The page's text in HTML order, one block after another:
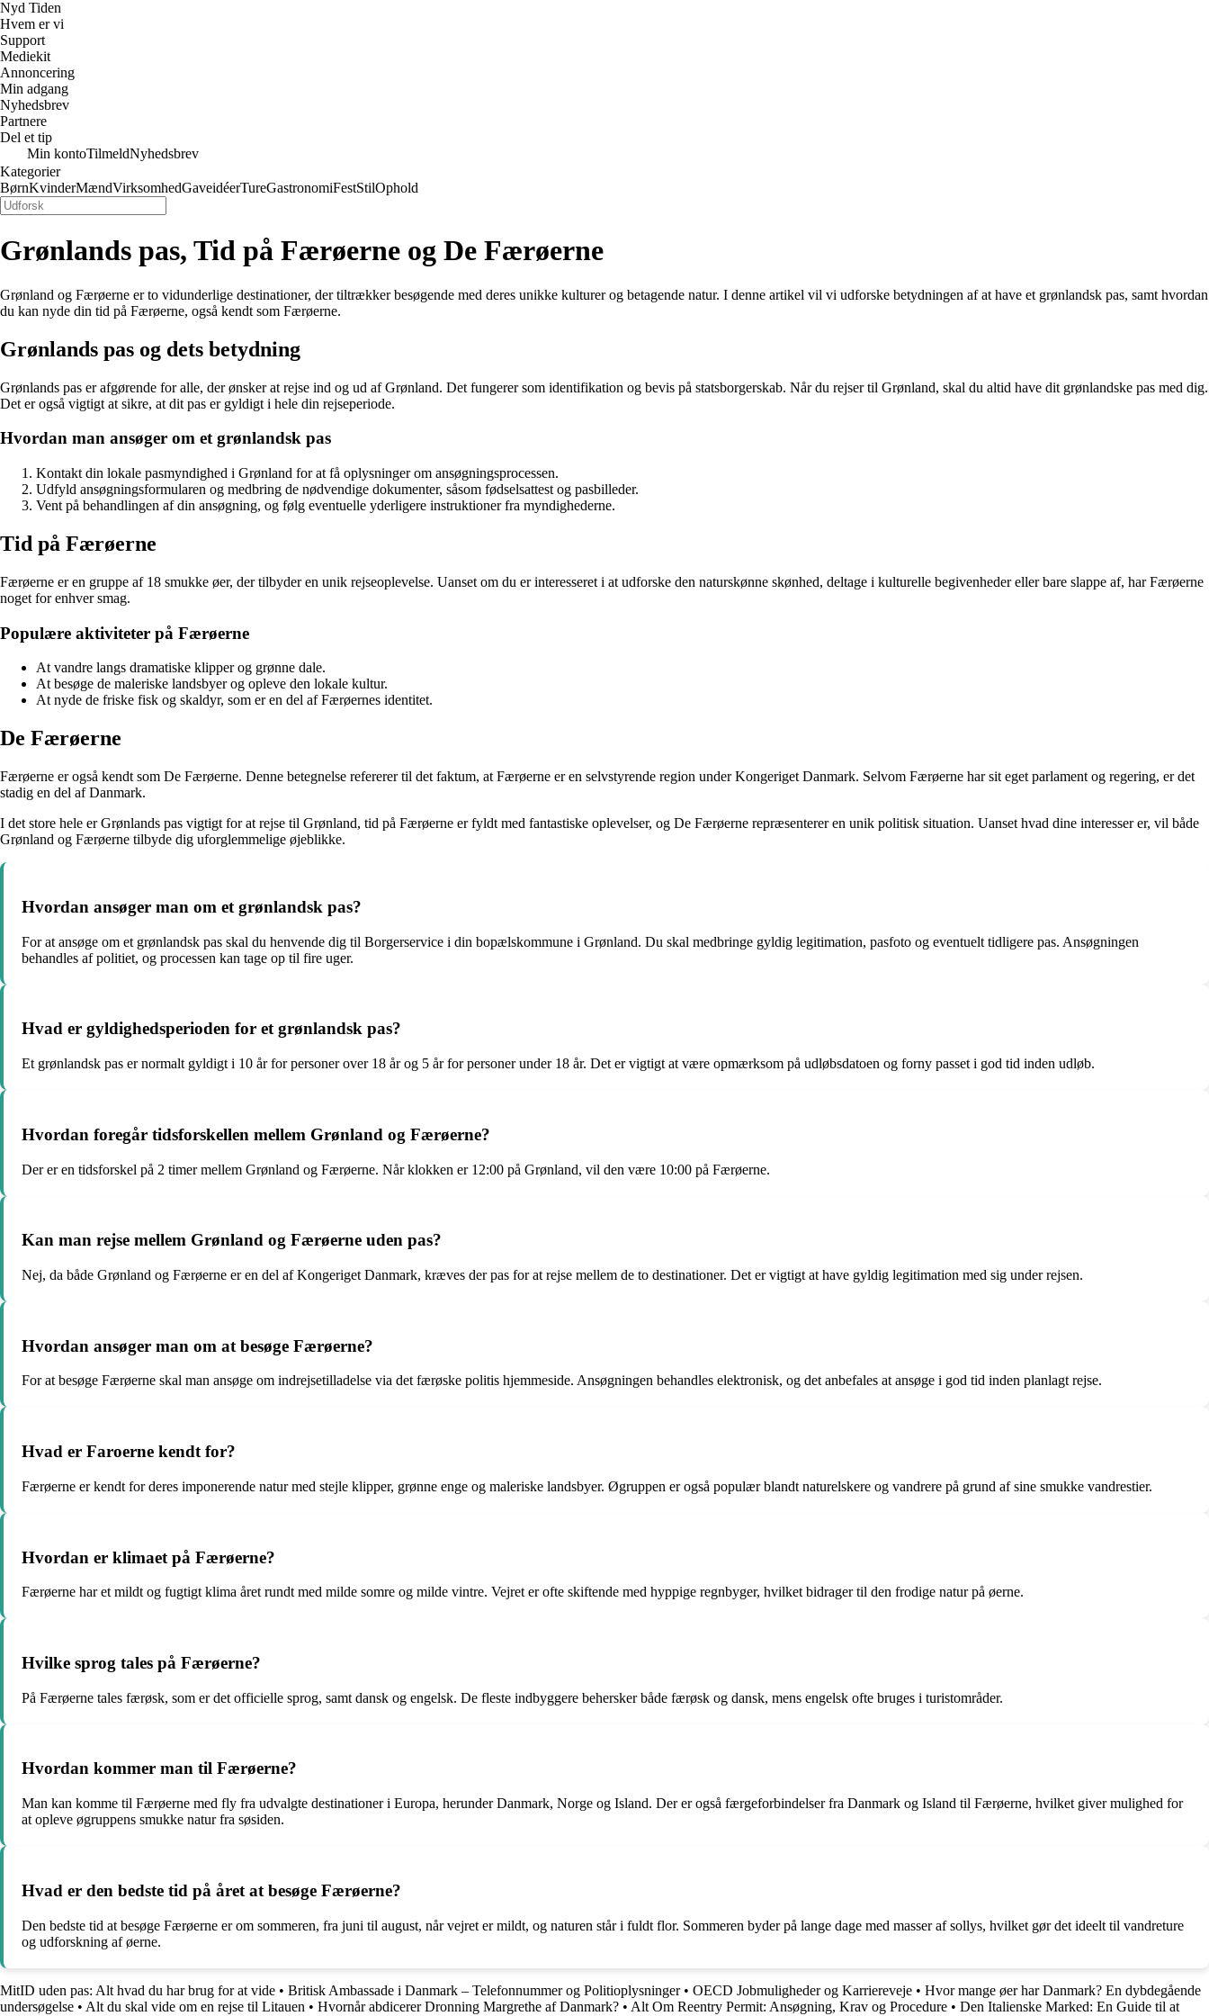
Nyd Tiden
Hvem er vi
Support
Mediekit
Annoncering
Min adgang
Nyhedsbrev
Partnere
Del et tip
Min kontoTilmeldNyhedsbrev
Kategorier
BørnKvinderMændVirksomhedGaveidéerTureGastronomiFestStilOphold
Grønlands pas, Tid på Færøerne og De Færøerne
Grønland og Færøerne er to vidunderlige destinationer, der tiltrækker besøgende med deres unikke kulturer og betagende natur. I denne artikel vil vi udforske betydningen af at have et grønlandsk pas, samt hvordan
du kan nyde din tid på Færøerne, også kendt som Færøerne.
Grønlands pas og dets betydning
Grønlands pas er afgørende for alle, der ønsker at rejse ind og ud af Grønland. Det fungerer som identifikation og bevis på statsborgerskab. Når du rejser til Grønland, skal du altid have dit grønlandske pas med dig.
Det er også vigtigt at sikre, at dit pas er gyldigt i hele din rejseperiode.
Hvordan man ansøger om et grønlandsk pas
Kontakt din lokale pasmyndighed i Grønland for at få oplysninger om ansøgningsprocessen.
Udfyld ansøgningsformularen og medbring de nødvendige dokumenter, såsom fødselsattest og pasbilleder.
Vent på behandlingen af din ansøgning, og følg eventuelle yderligere instruktioner fra myndighederne.
Tid på Færøerne
Færøerne er en gruppe af 18 smukke øer, der tilbyder en unik rejseoplevelse. Uanset om du er interesseret i at udforske den naturskønne skønhed, deltage i kulturelle begivenheder eller bare slappe af, har Færøerne
noget for enhver smag.
Populære aktiviteter på Færøerne
At vandre langs dramatiske klipper og grønne dale.
At besøge de maleriske landsbyer og opleve den lokale kultur.
At nyde de friske fisk og skaldyr, som er en del af Færøernes identitet.
De Færøerne
Færøerne er også kendt som De Færøerne. Denne betegnelse refererer til det faktum, at Færøerne er en selvstyrende region under Kongeriget Danmark. Selvom Færøerne har sit eget parlament og regering, er det
stadig en del af Danmark.
I det store hele er Grønlands pas vigtigt for at rejse til Grønland, tid på Færøerne er fyldt med fantastiske oplevelser, og De Færøerne repræsenterer en unik politisk situation. Uanset hvad dine interesser er, vil både
Grønland og Færøerne tilbyde dig uforglemmelige øjeblikke.
Hvordan ansøger man om et grønlandsk pas?
For at ansøge om et grønlandsk pas skal du henvende dig til Borgerservice i din bopælskommune i Grønland. Du skal medbringe gyldig legitimation, pasfoto og eventuelt tidligere pas. Ansøgningen
behandles af politiet, og processen kan tage op til fire uger.
Hvad er gyldighedsperioden for et grønlandsk pas?
Et grønlandsk pas er normalt gyldigt i 10 år for personer over 18 år og 5 år for personer under 18 år. Det er vigtigt at være opmærksom på udløbsdatoen og forny passet i god tid inden udløb.
Hvordan foregår tidsforskellen mellem Grønland og Færøerne?
Der er en tidsforskel på 2 timer mellem Grønland og Færøerne. Når klokken er 12:00 på Grønland, vil den være 10:00 på Færøerne.
Kan man rejse mellem Grønland og Færøerne uden pas?
Nej, da både Grønland og Færøerne er en del af Kongeriget Danmark, kræves der pas for at rejse mellem de to destinationer. Det er vigtigt at have gyldig legitimation med sig under rejsen.
Hvordan ansøger man om at besøge Færøerne?
For at besøge Færøerne skal man ansøge om indrejsetilladelse via det færøske politis hjemmeside. Ansøgningen behandles elektronisk, og det anbefales at ansøge i god tid inden planlagt rejse.
Hvad er Faroerne kendt for?
Færøerne er kendt for deres imponerende natur med stejle klipper, grønne enge og maleriske landsbyer. Øgruppen er også populær blandt naturelskere og vandrere på grund af sine smukke vandrestier.
Hvordan er klimaet på Færøerne?
Færøerne har et mildt og fugtigt klima året rundt med milde somre og milde vintre. Vejret er ofte skiftende med hyppige regnbyger, hvilket bidrager til den frodige natur på øerne.
Hvilke sprog tales på Færøerne?
På Færøerne tales færøsk, som er det officielle sprog, samt dansk og engelsk. De fleste indbyggere behersker både færøsk og dansk, mens engelsk ofte bruges i turistområder.
Hvordan kommer man til Færøerne?
Man kan komme til Færøerne med fly fra udvalgte destinationer i Europa, herunder Danmark, Norge og Island. Der er også færgeforbindelser fra Danmark og Island til Færøerne, hvilket giver mulighed for
at opleve øgruppens smukke natur fra søsiden.
Hvad er den bedste tid på året at besøge Færøerne?
Den bedste tid at besøge Færøerne er om sommeren, fra juni til august, når vejret er mildt, og naturen står i fuldt flor. Sommeren byder på lange dage med masser af sollys, hvilket gør det ideelt til vandreture
og udforskning af øerne.
MitID uden pas: Alt hvad du har brug for at vide • Britisk Ambassade i Danmark – Telefonnummer og Politioplysninger• OECD Jobmuligheder og Karriereveje • Hvor mange øer har Danmark? En dybdegående
undersøgelse • Alt du skal vide om en rejse til Litauen • Hvornår abdicerer Dronning Margrethe af Danmark? • Alt Om Reentry Permit: Ansøgning, Krav og Procedure • Den Italienske Marked: En Guide til at